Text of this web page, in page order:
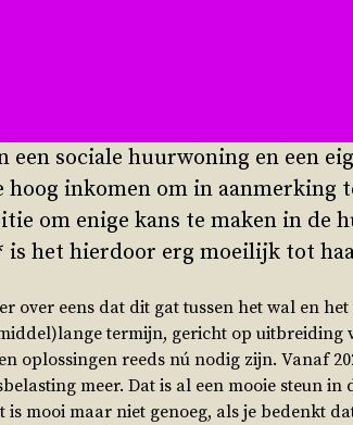
een sociale huurwoning en een
hoog inkomen om in aanmerking
om enige kans te maken in de
is het hierdoor erg moeilijk tot
over eens dat dit gat tussen het wal en
termijn, gericht op
oplossingen reeds nú nodig zijn. Vanaf
meer. Dat is al een mooie steun
is mooi maar niet genoeg, als je bedenkt